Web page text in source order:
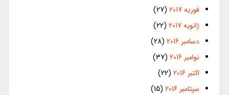
فوریه 2017
(27)
ژانویه 2017
(22)
دسامبر 2016
(28)
نوامبر 2016
(37)
اکتبر 2016
(22)
سپتامبر 2016
(15)